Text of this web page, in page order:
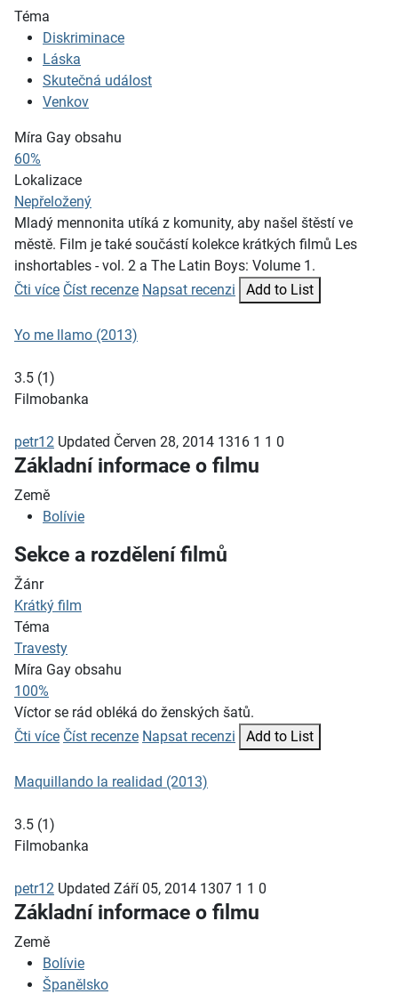
Téma
Diskriminace
Láska
Skutečná událost
Venkov
Míra Gay obsahu
60%
Lokalizace
Nepřeložený
Mladý mennonita utíká z komunity, aby našel štěstí ve
městě. Film je také součástí kolekce krátkých filmů Les
inshortables - vol. 2 a The Latin Boys: Volume 1.
Čti více Číst recenze Napsat recenzi Add to List
Yo me llamo (2013)
3.5 (1)
Filmobanka
petr12 Updated Červen 28, 2014 1316 1 1 0
Základní informace o filmu
Země
Bolívie
Sekce a rozdělení filmů
Žánr
Krátký film
Téma
Travesty
Míra Gay obsahu
100%
Víctor se rád obléká do ženských šatů.
Čti více Číst recenze Napsat recenzi Add to List
Maquillando la realidad (2013)
3.5 (1)
Filmobanka
petr12 Updated Září 05, 2014 1307 1 1 0
Základní informace o filmu
Země
Bolívie
Španělsko